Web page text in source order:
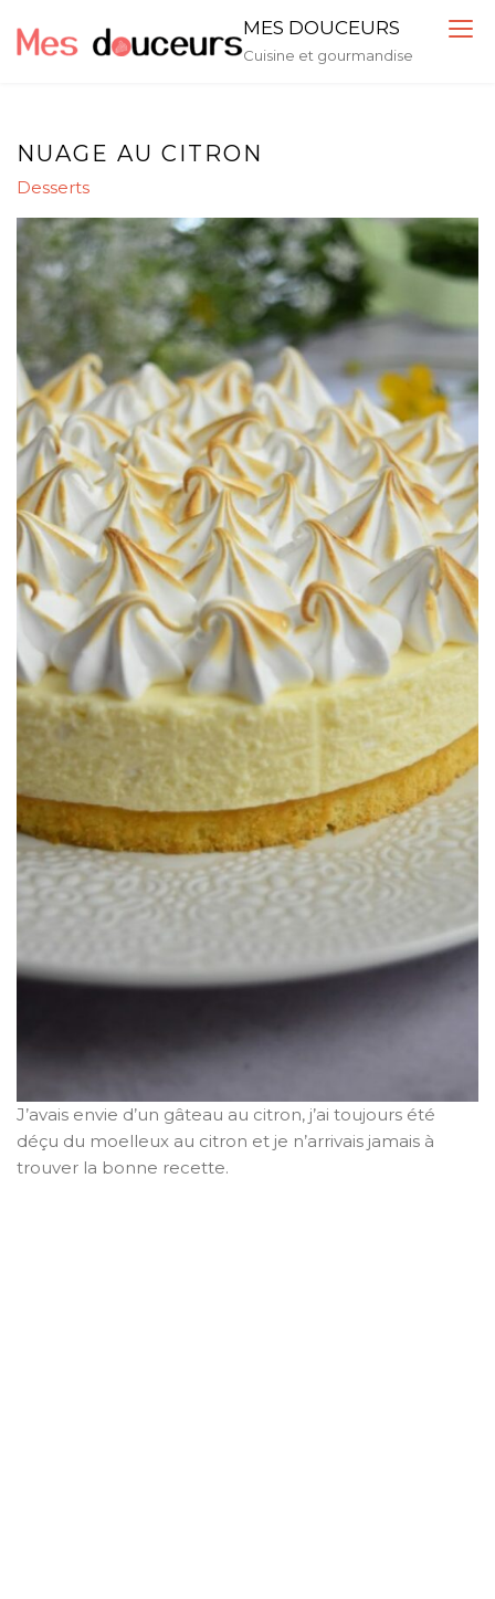
MES DOUCEURS
Cuisine et gourmandise
NUAGE AU CITRON
Desserts
J’avais envie d’un gâteau au citron, j’ai toujours été
déçu du moelleux au citron et je n’arrivais jamais à
trouver la bonne recette.